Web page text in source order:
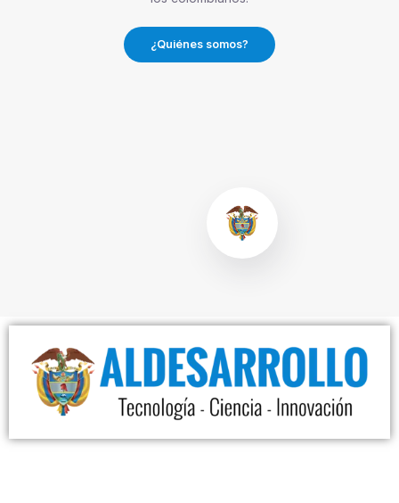
¿Quiénes somos?